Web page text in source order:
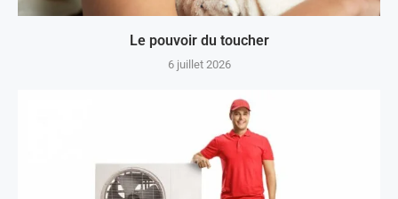
Le pouvoir du toucher
6 juillet 2026